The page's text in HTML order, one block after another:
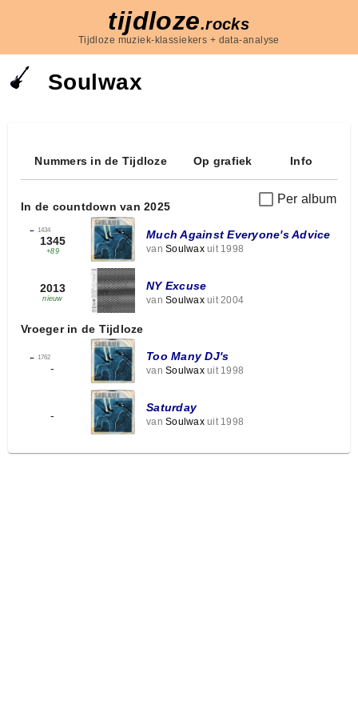
tijdloze.rocks
Tijdloze muziek-klassiekers + data-analyse
Soulwax
Nummers in de Tijdloze Op grafiek Info
Per album
In de countdown van 2025
← 1434
1345
+89
Much Against Everyone's Advice
van Soulwaxuit 1998
2013
nieuw
NY Excuse
van Soulwaxuit 2004
Vroeger in de Tijdloze
← 1762
-
Too Many DJ's
van Soulwaxuit 1998
-
Saturday
van Soulwaxuit 1998